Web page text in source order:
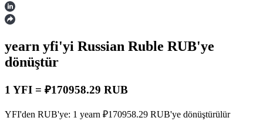
USDT Vadeli İşlemleri
yearn yfi'yi Russian Ruble RUB'ye
dönüştür
1 YFI = ₽170958.29 RUB
YFI'den RUB'ye: 1 yearn ₽170958.29 RUB'ye dönüştürülür